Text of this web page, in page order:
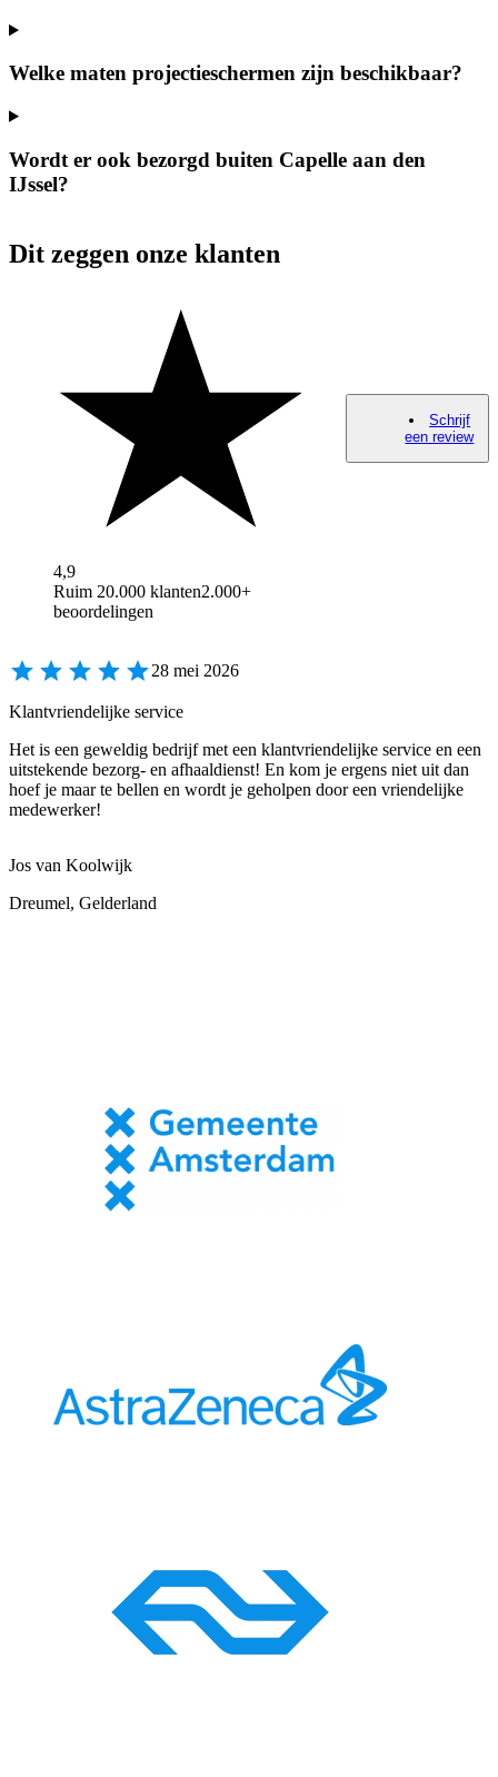
Welke maten projectieschermen zijn beschikbaar?
Wordt er ook bezorgd buiten Capelle aan den
IJssel?
Dit zeggen onze klanten
4,9
Ruim 20.000 klanten2.000+
beoordelingen
Schrijf
een review
28 mei 2026
Klantvriendelijke service
Het is een geweldig bedrijf met een klantvriendelijke service en een
uitstekende bezorg- en afhaaldienst! En kom je ergens niet uit dan
hoef je maar te bellen en wordt je geholpen door een vriendelijke
medewerker!
Jos van Koolwijk
Dreumel, Gelderland